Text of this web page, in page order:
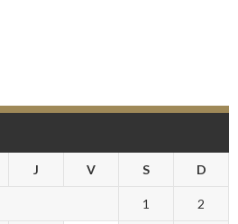
J V S D
1 2